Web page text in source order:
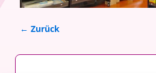
← Zurück